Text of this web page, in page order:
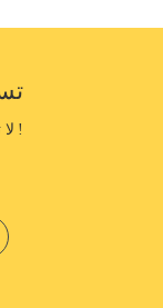
!